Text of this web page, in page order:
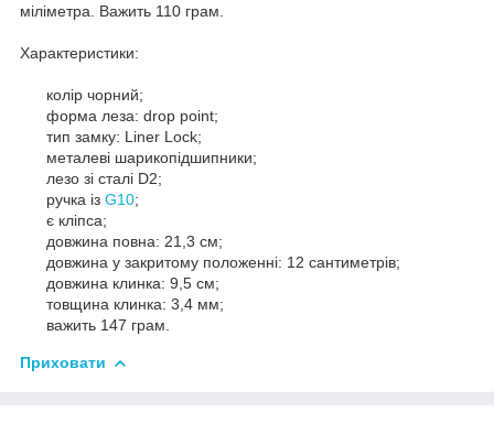
міліметра. Важить 110 грам.
Характеристики:
колір чорний;
форма леза: drop point;
тип замку: Liner Lock;
металеві шарикопідшипники;
лезо зі сталі D2;
ручка із G10;
є кліпса;
довжина повна: 21,3 см;
довжина у закритому положенні: 12 сантиметрів;
довжина клинка: 9,5 см;
товщина клинка: 3,4 мм;
важить 147 грам.
Приховати